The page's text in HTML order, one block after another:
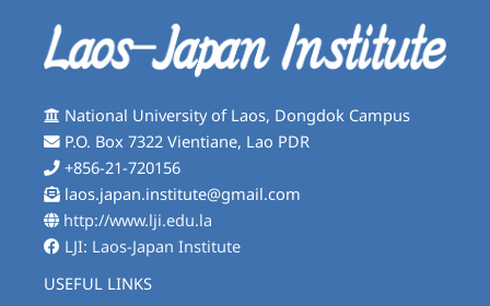
National University of Laos, Dongdok Campus
P.O. Box 7322 Vientiane, Lao PDR
+856-21-720156
laos.japan.institute@gmail.com
http://www.lji.edu.la
LJI: Laos-Japan Institute
USEFUL LINKS